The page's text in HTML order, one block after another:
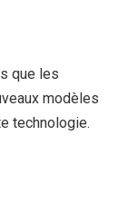
que les
modèles
technologie.